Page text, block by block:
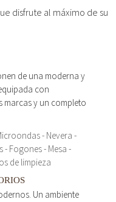
disfrute al máximo de su
de una moderna y
con
marcas y un completo
- Nevera -
- Fogones - Mesa -
de limpieza
Un ambiente